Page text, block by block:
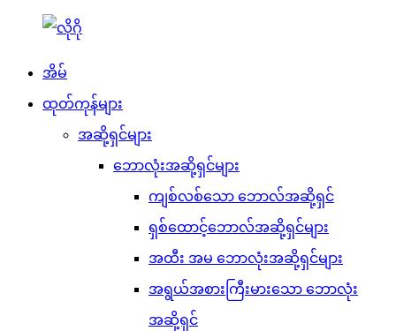
အိမ်
ထုတ်ကုန်များ
အဆို့ရှင်များ
ဘောလုံးအဆို့ရှင်များ
ကျစ်လစ်သော ဘောလ်အဆို့ရှင်
ရှစ်ထောင့်ဘောလ်အဆို့ရှင်များ
အထီး အမ ဘောလုံးအဆို့ရှင်များ
အရွယ်အစားကြီးမားသော ဘောလုံး
အဆို့ရှင်